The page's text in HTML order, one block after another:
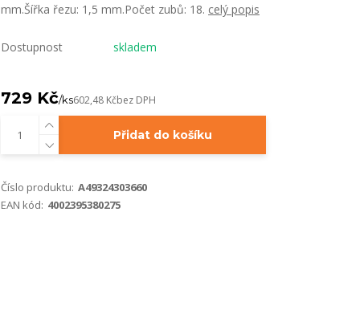
mm.Šířka řezu: 1,5 mm.Počet zubů: 18. celý popis
Dostupnost skladem
729 Kč/ks602,48 Kčbez DPH
Přidat do košíku
Číslo produktu: A49324303660
EAN kód: 4002395380275